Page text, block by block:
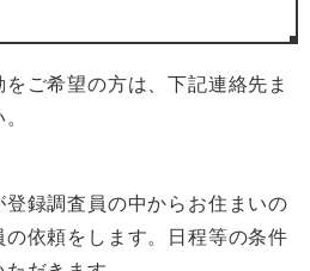
ご希望の方は、下記連絡先ま
録調査員の中からお住まいの
依頼をします。日程等の条件